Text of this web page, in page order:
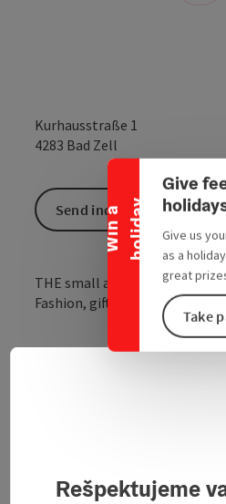
W
i
n
a
h
o
l
i
d
a y
Collapse banner
Give
Give us
as a
great
Take
Kurhausstraße 1
4283 Bad Zell
THE small and fine shop in Bad
Fashion, gifts and more...!
Thursday: 9.00 to 12.00 and
Send inquiry
Rešpektujeme